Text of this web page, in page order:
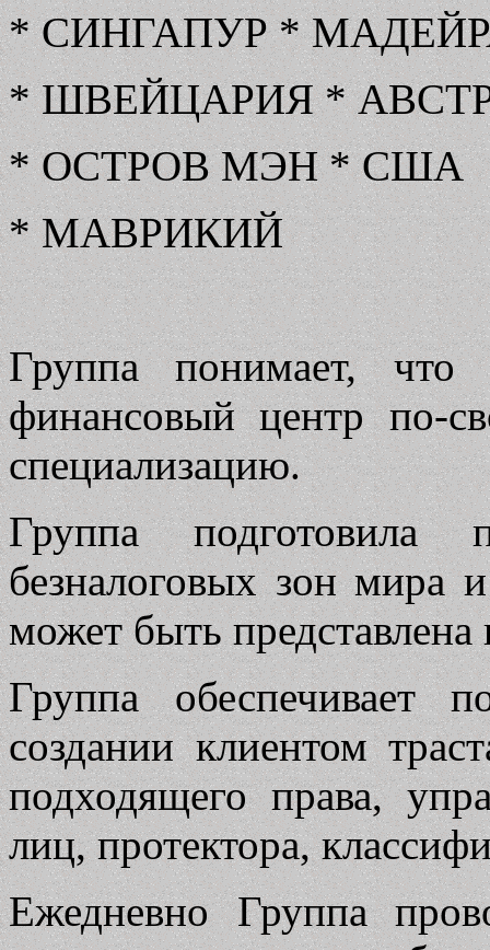
* СИНГАПУР *
* ШВЕЙЦАРИЯ *
* ОСТРОВ МЭН * США
* МАВРИКИЙ
Группа понимает, что
финансовый центр по-
специализацию.
Группа
безналоговых зон мира
может быть представлена
Группа обеспечивает
создании клиентом
подходящего права,
лиц, протектора,
Ежедневно Группа